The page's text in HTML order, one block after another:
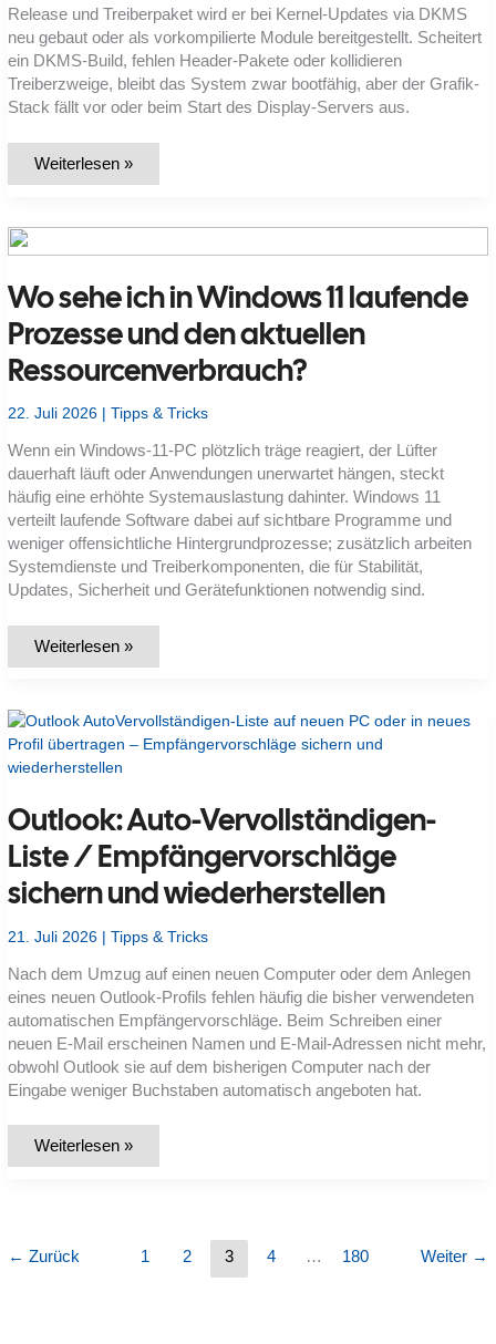
Release und Treiberpaket wird er bei Kernel-Updates via DKMS
neu gebaut oder als vorkompilierte Module bereitgestellt. Scheitert
ein DKMS-Build, fehlen Header-Pakete oder kollidieren
Treiberzweige, bleibt das System zwar bootfähig, aber der Grafik-
Stack fällt vor oder beim Start des Display-Servers aus.
Ubuntu
Treiberupdate
noch
schwarzem
Bildschirm
wie
bekomme
ich
das
wieder
Login?
Weiterlesen »
Wo sehe ich in Windows 11 laufende
Prozesse und den aktuellen
Ressourcenverbrauch?
22. Juli 2026 |Tipps & Tricks
Wenn ein Windows-11-PC plötzlich träge reagiert, der Lüfter
dauerhaft läuft oder Anwendungen unerwartet hängen, steckt
häufig eine erhöhte Systemauslastung dahinter. Windows 11
verteilt laufende Software dabei auf sichtbare Programme und
weniger offensichtliche Hintergrundprozesse; zusätzlich arbeiten
Systemdienste und Treiberkomponenten, die für Stabilität,
Updates, Sicherheit und Gerätefunktionen notwendig sind.
Wo
11
laufende
Prozesse
und
Ressourcenverbrauch?
Weiterlesen »
Outlook: Auto-Vervollständigen-
Liste / Empfängervorschläge
sichern und wiederherstellen
21. Juli 2026 |Tipps & Tricks
Nach dem Umzug auf einen neuen Computer oder dem Anlegen
eines neuen Outlook-Profils fehlen häufig die bisher verwendeten
automatischen Empfängervorschläge. Beim Schreiben einer
neuen E-Mail erscheinen Namen und E-Mail-Adressen nicht mehr,
obwohl Outlook sie auf dem bisherigen Computer nach der
Eingabe weniger Buchstaben automatisch angeboten hat.
Outlook:
und
Weiterlesen »
← Zurück 1 2 3 4 … 180 Weiter →